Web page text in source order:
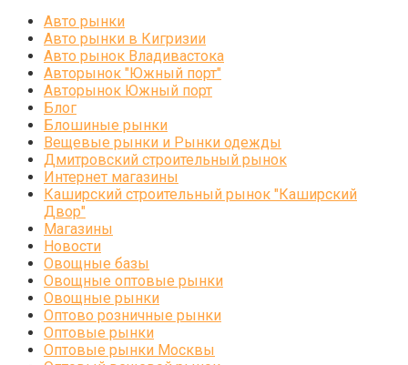
Авто рынки
Авто рынки в Кигризии
Авто рынок Владивастока
Авторынок "Южный порт"
Авторынок Южный порт
Блог
Блошиные рынки
Вещевые рынки и Рынки одежды
Дмитровский строительный рынок
Интернет магазины
Каширский строительный рынок "Каширский
Двор"
Магазины
Новости
Овощные базы
Овощные оптовые рынки
Овощные рынки
Оптово розничные рынки
Оптовые рынки
Оптовые рынки Москвы